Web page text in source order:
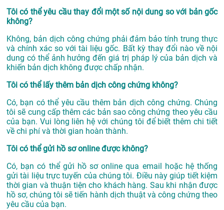
Tôi có thể yêu cầu thay đổi một số nội dung so với bản gốc
không?
Không, bản dịch công chứng phải đảm bảo tính trung thực
và chính xác so với tài liệu gốc. Bất kỳ thay đổi nào về nội
dung có thể ảnh hưởng đến giá trị pháp lý của bản dịch và
khiến bản dịch không được chấp nhận.
Tôi có thể lấy thêm bản dịch công chứng không?
Có, bạn có thể yêu cầu thêm bản dịch công chứng. Chúng
tôi sẽ cung cấp thêm các bản sao công chứng theo yêu cầu
của bạn. Vui lòng liên hệ với chúng tôi để biết thêm chi tiết
về chi phí và thời gian hoàn thành.
Tôi có thể gửi hồ sơ online được không?
Có, bạn có thể gửi hồ sơ online qua email hoặc hệ thống
gửi tài liệu trực tuyến của chúng tôi. Điều này giúp tiết kiệm
thời gian và thuận tiện cho khách hàng. Sau khi nhận được
hồ sơ, chúng tôi sẽ tiến hành dịch thuật và công chứng theo
yêu cầu của bạn.